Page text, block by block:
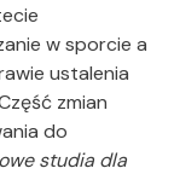
w sporcie a
ustalenia
zmian
do
studia dla